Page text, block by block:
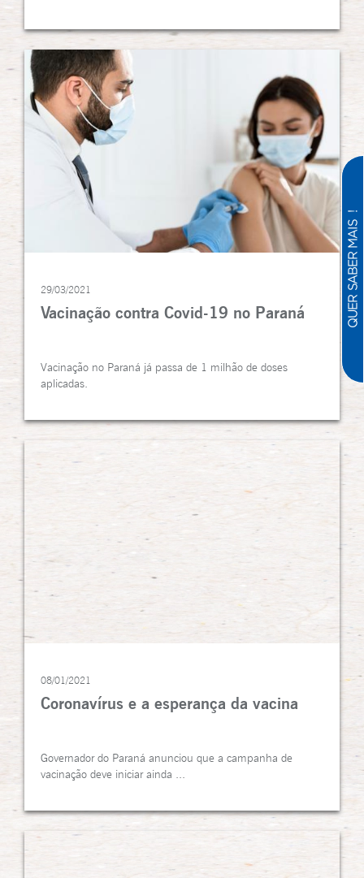
29/03/2021
Vacinação contra Covid-19 no Paraná
Vacinação no Paraná já passa de 1 milhão de doses
aplicadas.
08/01/2021
Coronavírus e a esperança da vacina
Governador do Paraná anunciou que a campanha de
vacinação deve iniciar ainda ...